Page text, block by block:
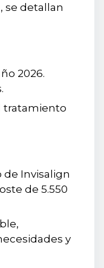
se detallan
2026.
tratamiento
de Invisalign
de 5.550
y